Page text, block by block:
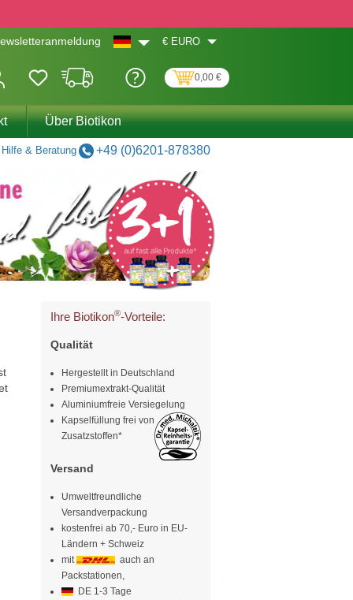
€ EURO
0,00 €
Über Biotikon
Hilfe & Beratung +49 (0)6201-878380
Ihre Biotikon®-Vorteile:
Qualität
Hergestellt in Deutschland
Premiumextrakt-Qualität
Aluminiumfreie Versiegelung
Kapselfüllung frei von
Zusatzstoffen*
Versand
Umweltfreundliche
Versandverpackung
kostenfrei ab 70,- Euro in EU-
Ländern + Schweiz
mit
auch an
Packstationen,
DE 1-3 Tage